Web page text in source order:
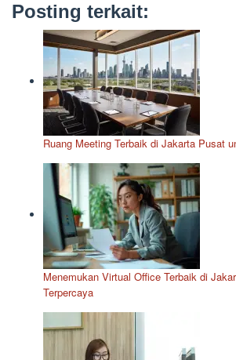
Posting terkait:
Ruang Meeting Terbaik di Jakarta Pusat
Menemukan Virtual Office Terbaik di
Terpercaya